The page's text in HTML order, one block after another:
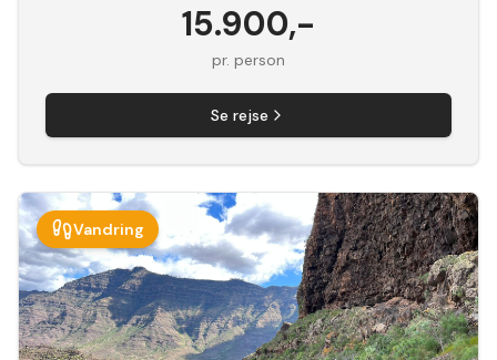
15.900,-
pr. person
Se rejse
Vandring